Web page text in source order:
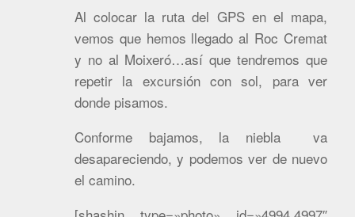
Al colocar la ruta del GPS en el mapa,
vemos que hemos llegado al Roc Cremat
y no al Moixeró…así que tendremos que
repetir la excursión con sol, para ver
donde pisamos.
Conforme bajamos, la niebla va
desapareciendo, y podemos ver de nuevo
el camino.